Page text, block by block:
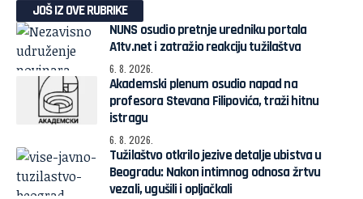
JOŠ IZ OVE RUBRIKE
NUNS osudio pretnje uredniku portala
A1tv.net i zatražio reakciju tužilaštva
6. 8. 2026.
Akademski plenum osudio napad na
profesora Stevana Filipovića, traži hitnu
istragu
6. 8. 2026.
Tužilaštvo otkrilo jezive detalje ubistva u
Beogradu: Nakon intimnog odnosa žrtvu
vezali, ugušili i opljačkali